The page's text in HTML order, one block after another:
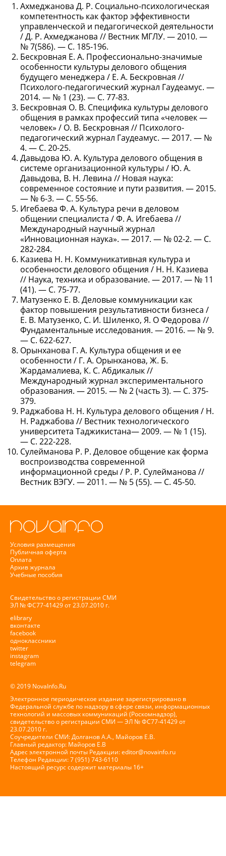
Ахмеджанова Д. Р. Социально-психологическая
компетентность как фактор эффективности
управленческой и педагогической деятельности
/ Д. Р. Ахмеджанова // Вестник МГЛУ. — 2010. —
№ 7(586). — С. 185-196.
Бескровная Е. А. Профессионально-значимые
особенности культуры делового общения
будущего менеджера / Е. А. Бескровная //
Психолого-педагогический журнал Гаудеамус. —
2014. — № 1 (23). — С. 77-83.
Бескровная О. В. Специфика культуры делового
общения в рамках профессий типа «человек —
человек» / О. В. Бескровная // Психолого-
педагогический журнал Гаудеамус. — 2017. — №
4. — С. 20-25.
Давыдова Ю. А. Культура делового общения в
системе организационной культуры / Ю. А.
Давыдова, В. Н. Левина // Новая наука:
современное состояние и пути развития. — 2015.
— № 6-3. — С. 55-56.
Игебаева Ф. А. Культура речи в деловом
общении специалиста / Ф. А. Игебаева //
Международный научный журнал
«Инновационная наука». — 2017. — № 02-2. — С.
282-284.
Казиева Н. Н. Коммуникативная культура и
особенности делового общения / Н. Н. Казиева
// Наука, техника и образование. — 2017. — № 11
(41). — С. 75-77.
Матузенко Е. В. Деловые коммуникации как
фактор повышения результативности бизнеса /
Е. В. Матузенко, С. И. Шиленко, Я. О Федорова //
Фундаментальные исследования. — 2016. — № 9.
— С. 622-627.
Орынханова Г. А. Культура общения и ее
особенности / Г. А. Орынханова, Ж. Б.
Жардамалиева, К. С. Абдикалык //
Международный журнал экспериментального
образования. — 2015. — № 2 (часть 3). — С. 375-
379.
Раджабова Н. Н. Культура делового общения / Н.
Н. Раджабова // Вестник технологического
университета Таджикистана— 2009. — № 1 (15).
— С. 222-228.
Сулейманова Р. Р. Деловое общение как форма
воспроизводства современной
информационной среды / Р. Р. Сулейманова //
Вестник ВЭГУ. — 2011. — № 5 (55). — С. 45-50.
Условия размещения
Публичная оферта
Оплата
Архив журнала
Учебные пособия
Свидетельство о регистрации СМИ
ЭЛ № ФС77-41429 от 23.07.2010 г.
elibrary
вконтакте
facebook
одноклассники
twitter
instagram
telegram
© 2019 NovaInfo.Ru
Электронное периодическое издание зарегистрировано в
Федеральной службе по надзору в сфере связи, информационных
технологий и массовых коммуникаций (Роскомнадзор),
свидетельство о регистрации СМИ — ЭЛ № ФС77-41429 от
23.07.2010 г.
Соучредители СМИ: Долганов А.А., Майоров Е.В.
Главный редактор: Майоров Е.В
Адрес электронной почты Редакции:editor@novainfo.ru
Телефон Редакции: 7 (951) 743-6110
Настоящий ресурс содержит материалы 16+